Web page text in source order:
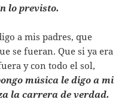
lo previsto.
a mis padres, que
se fueran. Que si ya era
y con todo el sol,
música le digo a mi
la carrera de verdad.